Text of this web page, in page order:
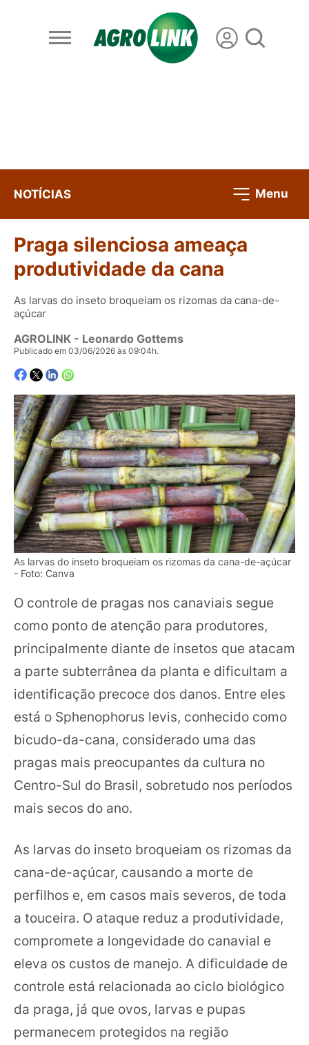
NOTÍCIAS Menu
Praga silenciosa ameaça
produtividade da cana
As larvas do inseto broqueiam os rizomas da cana-de-
açúcar
AGROLINK - Leonardo Gottems
Publicado em 03/06/2026 às 09:04h.
As larvas do inseto broqueiam os rizomas da cana-de-açúcar
- Foto: Canva
O controle de pragas nos canaviais segue
como ponto de atenção para produtores,
principalmente diante de insetos que atacam
a parte subterrânea da planta e dificultam a
identificação precoce dos danos. Entre eles
está o Sphenophorus levis, conhecido como
bicudo-da-cana, considerado uma das
pragas mais preocupantes da cultura no
Centro-Sul do Brasil, sobretudo nos períodos
mais secos do ano.
As larvas do inseto broqueiam os rizomas da
cana-de-açúcar, causando a morte de
perfilhos e, em casos mais severos, de toda
a touceira. O ataque reduz a produtividade,
compromete a longevidade do canavial e
eleva os custos de manejo. A dificuldade de
controle está relacionada ao ciclo biológico
da praga, já que ovos, larvas e pupas
permanecem protegidos na região